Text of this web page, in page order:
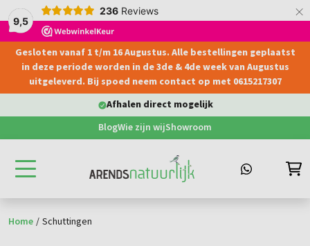
9,5
236 Reviews ×
Gesloten vanaf 1 t/m 16 Augustus. Alle bestellingen geplaatst
in deze periode worden in de 3de & 4de week van Augustus
uitgeleverd. Bij spoed neem contact op met 0615217307
Afhalen direct mogelijk
BlogWie zijn wijShowroom
Home / Schuttingen